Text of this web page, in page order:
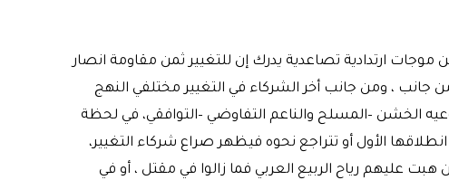
ارتدادية تصاعدية يدرك إن للتغيير ثمن مقاومة انصار
جانب ، ومن جانب أخر الشركاء في التغيير مختلفي النهج
الخشن –المسلح والناعم التفاوضي –التوافقي، في لحظة
الأول أو تتراجع نحوه فيظهر صراع شركاء التغيير،
عليهم رياح الربيع العربي فما زالوا في مقتل ، أو في